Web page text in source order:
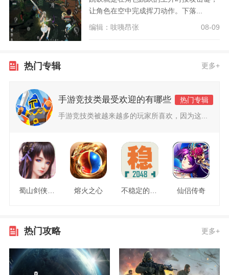
让角色在空中完成挥刀动作。下落...
编辑：吱咦昂张 08-09
热门专辑 更多+
手游竞技类最受欢迎的有哪些
热门专辑
手游竞技类被越来越多的玩家所喜欢，因为这...
蜀山剑侠情缘 熔火之心 不稳定的2048 仙侣传奇
热门攻略 更多+